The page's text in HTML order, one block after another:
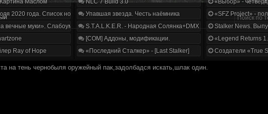
Маслом
2020 года. Список нововведений
вечные муки». Слабоумие и отвага
Ray of Hope
NLC 7 Build 3.0
Упавшая звезда. Честь наёмника
S.T.A.L.K.E.R. - Народная Солянка+DMX 1.3.5.ООП.МА.К.
[COM] Аддоны, модификации.
«Последний Сталкер» - [Last Stalker]
«Выбор» -
«SFZ Project» -
Stalker News.
«Legend Returns
Создатели «True
на тень чернобыля оружейный пак,задолбадся искать,шлак один.